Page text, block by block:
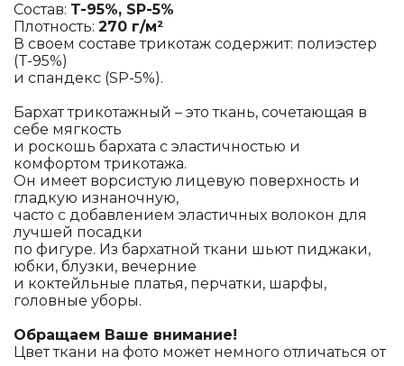
Состав: T-95%, SP-5%
Плотность: 270 г/м²
В своем составе трикотаж содержит: полиэстер
(T-95%)
и спандекс (SP-5%).
Бархат трикотажный – это ткань, сочетающая в
себе мягкость
и роскошь бархата с эластичностью и
комфортом трикотажа.
Он имеет ворсистую лицевую поверхность и
гладкую изнаночную,
часто с добавлением эластичных волокон для
лучшей посадки
по фигуре. Из бархатной ткани шьют пиджаки,
юбки, блузки, вечерние
и коктейльные платья, перчатки, шарфы,
головные уборы.
Обращаем Ваше внимание!
Цвет ткани на фото может немного отличаться от